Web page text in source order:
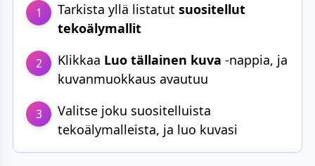
1 Tarkista yllä listatut suositellut
tekoälymallit
2 Klikkaa Luo tällainen kuva -nappia, ja
kuvanmuokkaus avautuu
3
Valitse joku suositelluista
tekoälymalleista, ja luo kuvasi